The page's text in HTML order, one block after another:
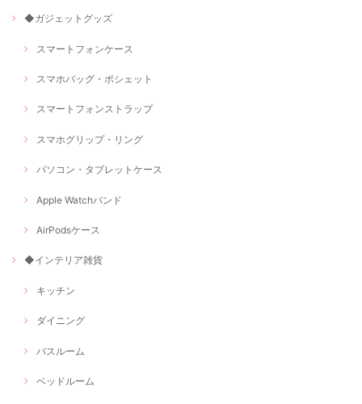
◆ガジェットグッズ
スマートフォンケース
スマホバッグ・ポシェット
スマートフォンストラップ
スマホグリップ・リング
パソコン・タブレットケース
Apple Watchバンド
AirPodsケース
◆インテリア雑貨
キッチン
ダイニング
バスルーム
ベッドルーム